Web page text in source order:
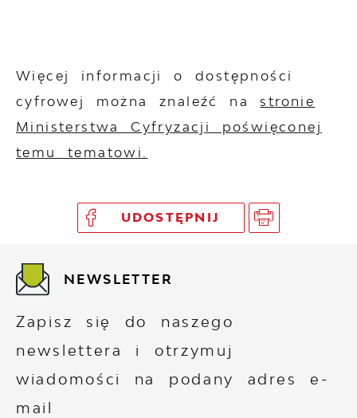
Więcej informacji o dostępności
cyfrowej można znaleźć nastronie
Ministerstwa Cyfryzacji poświęconej
temu tematowi.
UDOSTĘPNIJ
NEWSLETTER
Zapisz się do naszego
newslettera i otrzymuj
wiadomości na podany adres e-
mail